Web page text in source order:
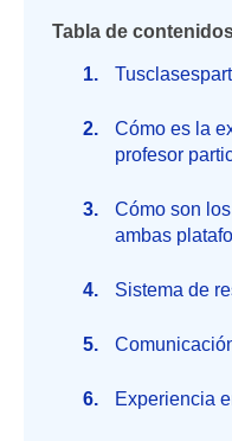
Tabla de
Cómo es la
profesor
Cómo son
ambas
Sistema de
Experiencia